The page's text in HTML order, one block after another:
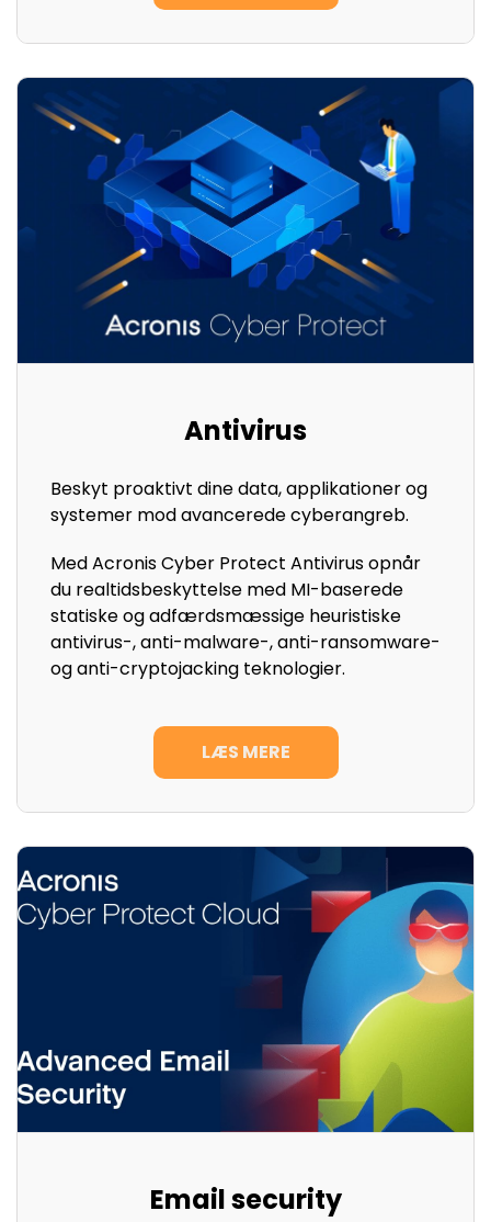
Antivirus
Beskyt proaktivt dine data, applikationer og
systemer mod avancerede cyberangreb.
Med Acronis Cyber Protect Antivirus opnår
du realtidsbeskyttelse med MI-baserede
statiske og adfærdsmæssige heuristiske
antivirus-, anti-malware-, anti-ransomware-
og anti-cryptojacking teknologier.
LÆS MERE
Email security